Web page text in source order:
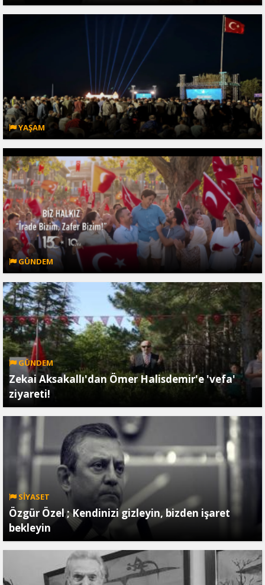
YAŞAM
GÜNDEM
GÜNDEM
Zekai Aksakallı'dan Ömer Halisdemir'e 'vefa'
ziyareti!
SİYASET
Özgür Özel ; Kendinizi gizleyin, bizden işaret
bekleyin